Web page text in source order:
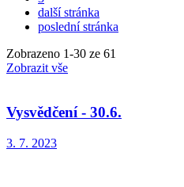
další stránka
poslední stránka
Zobrazeno 1-30 ze 61
Zobrazit vše
Vysvědčení - 30.6.
3. 7. 2023